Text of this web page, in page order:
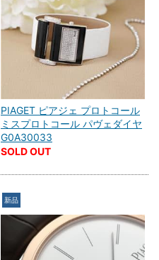
PIAGET ピアジェ プロトコール
ミスプロトコール パヴェダイヤ
G0A30033
SOLD OUT
新品